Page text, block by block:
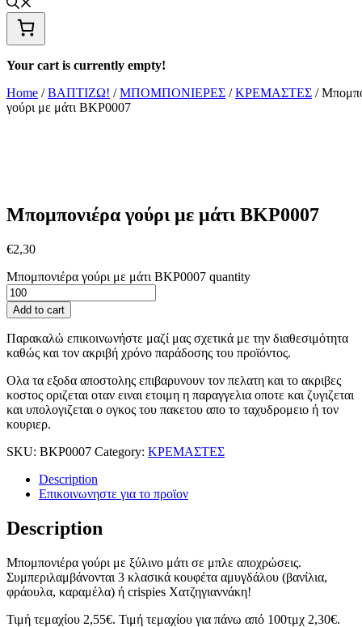
Your cart is currently empty!
Home /ΒΑΠΤΙΖΩ! /ΜΠΟΜΠΟΝΙΕΡΕΣ /ΚΡΕΜΑΣΤΕΣ /
γούρι με μάτι ΒΚΡ0007
Μπομπονιέρα γούρι με μάτι ΒΚΡ0007
€2,30
Μπομπονιέρα γούρι με μάτι ΒΚΡ0007 quantity
Add to cart
Παρακαλώ επικοινωνήστε μαζί μας σχετικά με την διαθεσιμότητα
καθώς και τον ακριβή χρόνο παράδοσης του προϊόντος.
Ολα τα εξοδα αποστολης επιβαρυνουν τον πελατη και το ακριβες
κοστος οριζεται οταν ειναι ετοιμη η παραγγελια οποτε και ζυγιζεται
και υπολογιζεται ο ογκος του πακετου απο το ταχυδρομειο ή τον
κουριερ.
SKU: ΒΚΡ0007 Category: ΚΡΕΜΑΣΤΕΣ
Description
Επικοινωνηστε για το προϊoν
Description
Μπομπονιέρα γούρι με ξύλινο μάτι σε μπλε αποχρώσεις.
Συμπεριλαμβάνονται 3 κλασικά κουφέτα αμυγδάλου (βανίλια,
φράουλα, καραμέλα) ή crispies Χατζηγιαννάκη!
Τιμή τεμαχίου 2,55€. Τιμή τεμαχίου για πάνω από 100τμχ 2,30€.